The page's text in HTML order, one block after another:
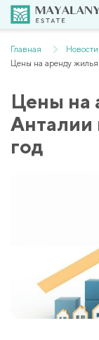
Главная
Новости
Цены на аренду
Цены на
Анталии
год